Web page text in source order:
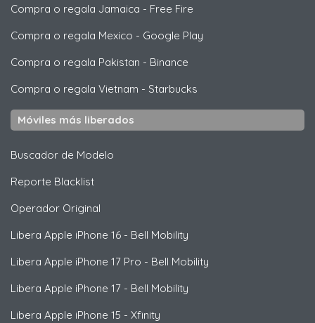
Compra o regala Jamaica - Free Fire
Compra o regala Mexico - Google Play
Compra o regala Pakistan - Binance
Compra o regala Vietnam - Starbucks
Móviles más liberados
Buscador de Modelo
Reporte Blacklist
Operador Original
Libera Apple iPhone 16 - Bell Mobility
Libera Apple iPhone 17 Pro - Bell Mobility
Libera Apple iPhone 17 - Bell Mobility
Libera Apple iPhone 15 - Xfinity